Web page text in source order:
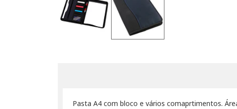
Pasta A4 com bloco e vários comaprtimentos.